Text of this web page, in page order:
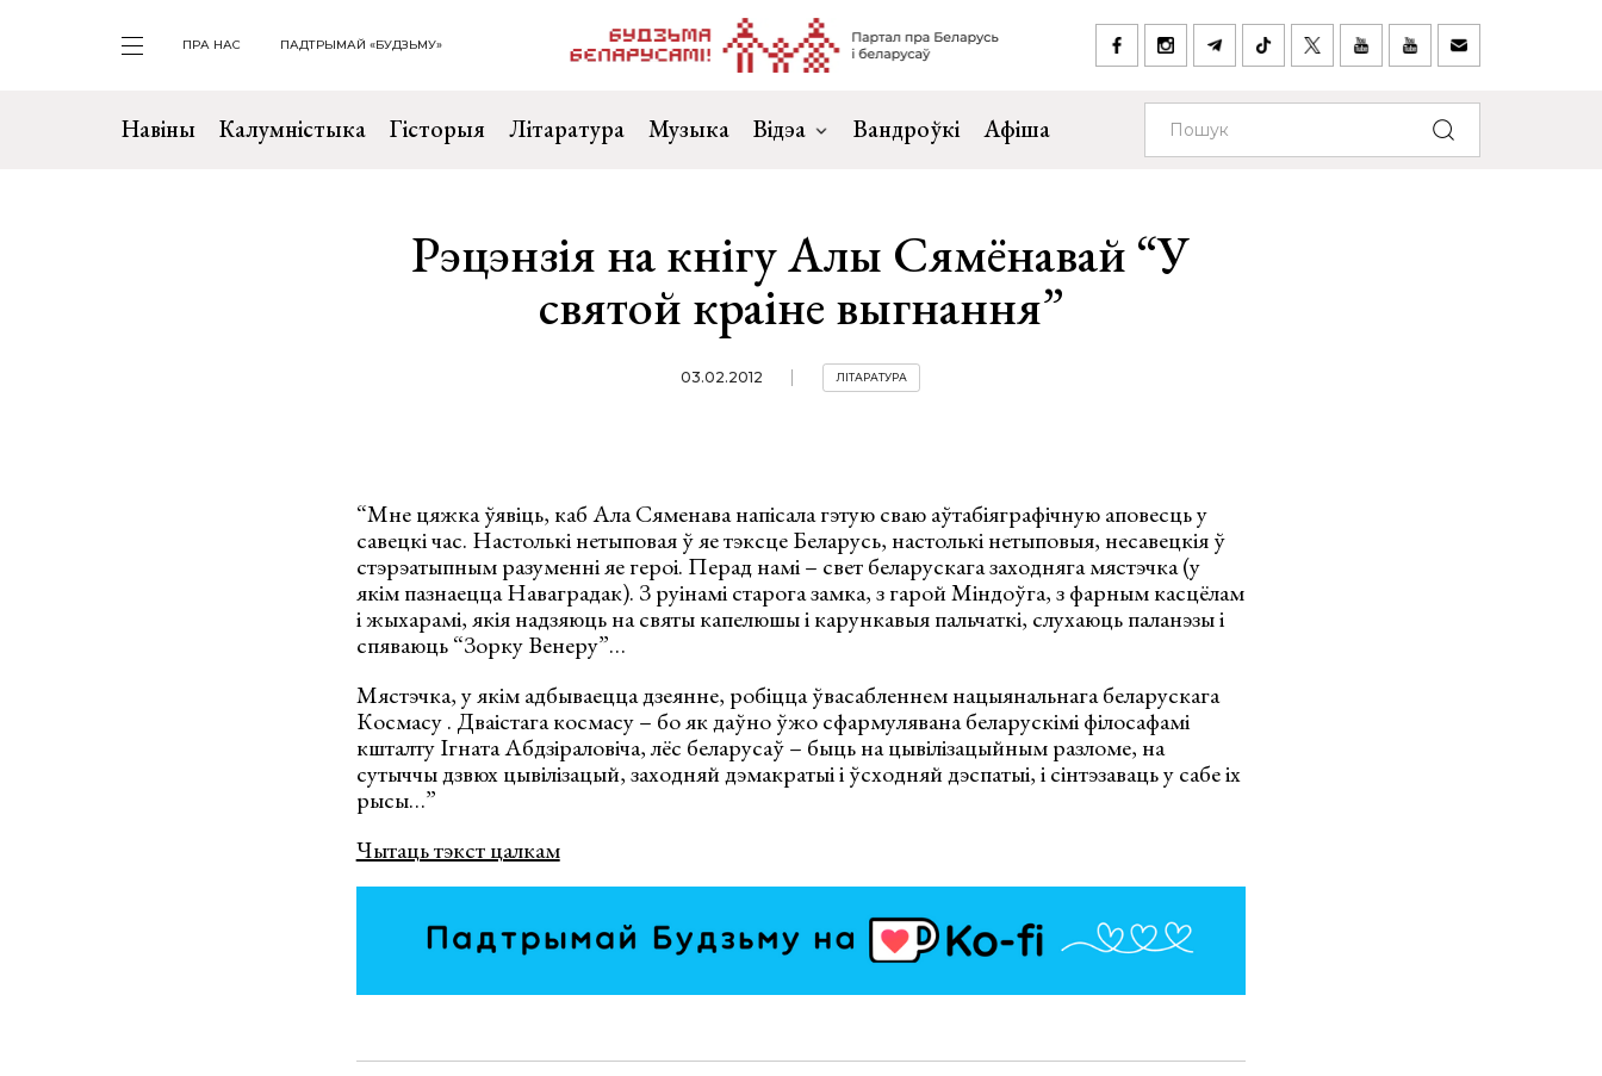
ПРА НАС ПАДТРЫМАЙ «БУДЗЬМУ»
Навіны Калумністыка Гісторыя Літаратура Музыка Відэа Вандроўкі Афіша
Рэцэнзія на кнігу Алы Сямёнавай “У
святой краіне выгнання”
03.02.2012 ЛІТАРАТУРА
“Мне цяжка ўявіць, каб Ала Сяменава напісала гэтую сваю аўтабіяграфічную аповесць у
савецкі час. Настолькі нетыповая ў яе тэксце Беларусь, настолькі нетыповыя, несавецкія ў
стэрэатыпным разуменні яе героі. Перад намі – свет беларускага заходняга мястэчка (у
якім пазнаецца Наваградак). З руінамі старога замка, з гарой Міндоўга, з фарным касцёлам
і жыхарамі, якія надзяюць на святы капелюшы і карункавыя пальчаткі, слухаюць паланэзы і
спяваюць “Зорку Венеру”…
Мястэчка, у якім адбываецца дзеянне, робіцца ўвасабленнем нацыянальнага беларускага
Космасу . Дваістага космасу – бо як даўно ўжо сфармулявана беларускімі філосафамі
кшталту Ігната Абдзіраловіча, лёс беларусаў – быць на цывілізацыйным разломе, на
сутыччы дзвюх цывілізацый, заходняй дэмакратыі і ўсходняй дэспатыі, і сінтэзаваць у сабе іх
рысы…”
Чытаць тэкст цалкам